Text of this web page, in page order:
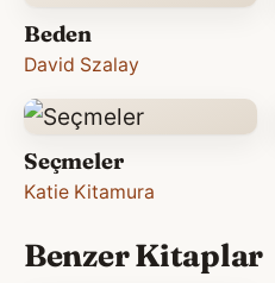
Beden
David Szalay
Seçmeler
Katie Kitamura
Benzer Kitaplar